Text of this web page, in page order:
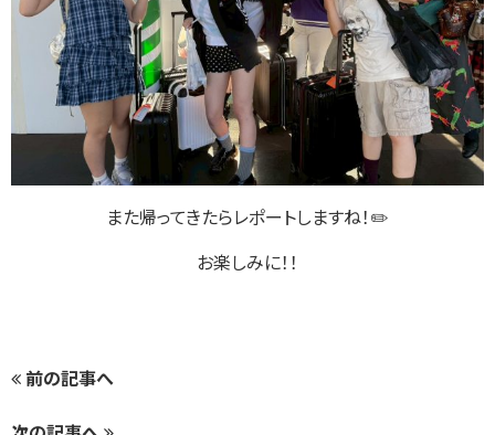
また帰ってきたらレポートしますね！✏️
お楽しみに！！
前の記事へ